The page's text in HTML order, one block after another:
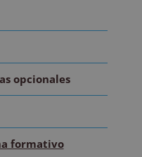
opcionales
formativo